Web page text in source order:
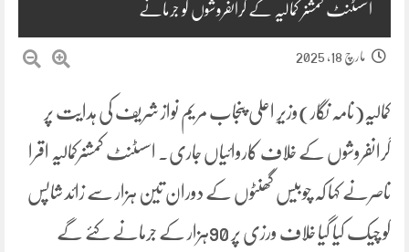
اسسٹنٹ کمشنر کمالیہ کے گرانفروشوں کو جرمانے
مارچ 18, 2025
کمالیہ(نامہ نگار)وزیرِ اعلی پنجاب مریم نواز شریف کی ہدایت پر
گرانفروشوں کے خلاف کاروائیاں جاری۔ اسسٹنٹ کمشنرکمالیہ اقرا
ناصرنے کہا کہ چوبیس گھنٹوں کے دوران تین ہزار سے زائد شاپس
کو چیک کیا گیا خلاف ورزی پر 90ہزار کے جرمانے کئے گے